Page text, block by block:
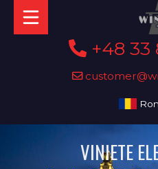
+48 33
VINIETE